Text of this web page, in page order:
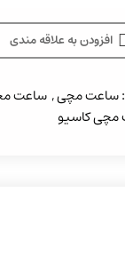
افزودن به علاقه مندی
ساعت مچی, ساعت
کاسیو